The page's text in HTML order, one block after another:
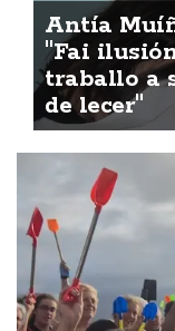
Antía
"Fai
traballo a
de lecer"